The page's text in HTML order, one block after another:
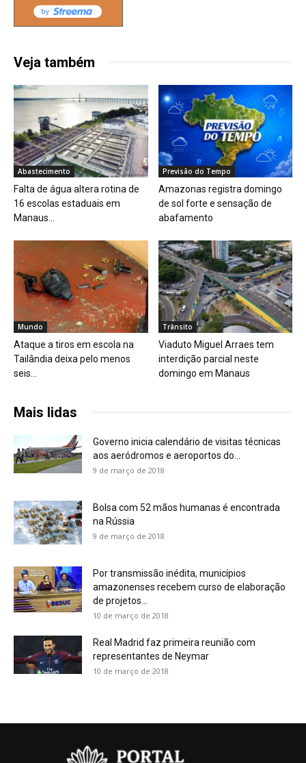
Veja também
Abastecimento
Falta de água altera rotina de
16 escolas estaduais em
Manaus...
Previsão do Tempo
Amazonas registra domingo
de sol forte e sensação de
abafamento
Mundo
Ataque a tiros em escola na
Tailândia deixa pelo menos
seis...
Trânsito
Viaduto Miguel Arraes tem
interdição parcial neste
domingo em Manaus
Mais lidas
Governo inicia calendário de visitas técnicas
aos aeródromos e aeroportos do...
9 de março de 2018
Bolsa com 52 mãos humanas é encontrada
na Rússia
9 de março de 2018
Por transmissão inédita, municípios
amazonenses recebem curso de elaboração
de projetos...
10 de março de 2018
Real Madrid faz primeira reunião com
representantes de Neymar
10 de março de 2018